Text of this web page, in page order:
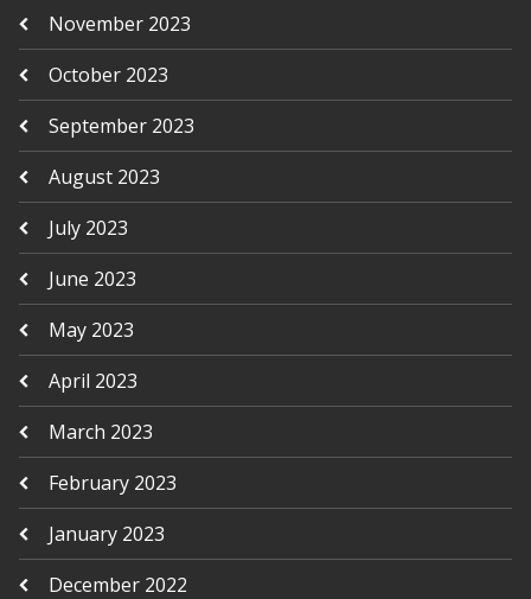
November 2023
October 2023
September 2023
August 2023
July 2023
June 2023
May 2023
April 2023
March 2023
February 2023
January 2023
December 2022